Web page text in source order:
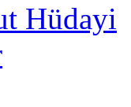
Hüdayi